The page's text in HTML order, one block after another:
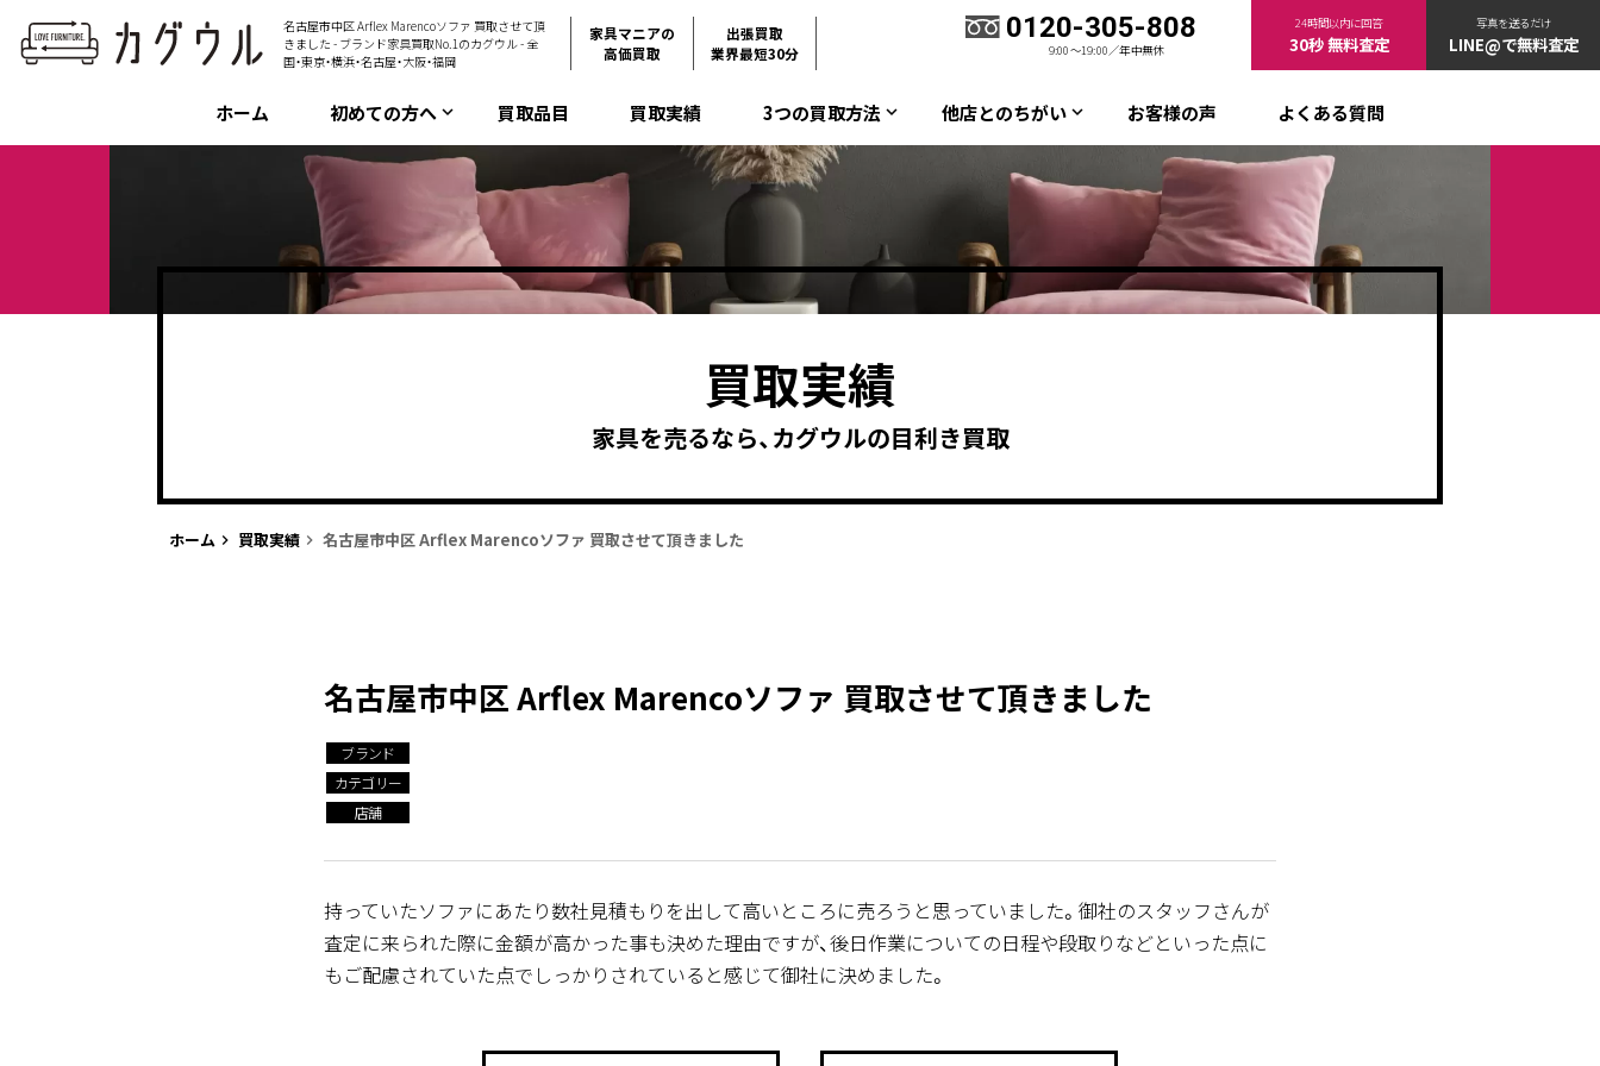
名古屋市中区 Arflex Marencoソファ 買取させて頂
きました - ブランド家具買取No.1のカグウル - 全
国・東京・横浜・名古屋・大阪・福岡
家具マニアの
高価買取
出張買取
業界最短30分
0120-305-808
9:00〜19:00／年中無休
24時間以内に回答
30秒 無料査定
写真を送るだけ
LINE@で無料査定
ホーム 初めての方へ keyboard_arrow_down 買取品目 買取実績 3つの買取方法 keyboard_arrow_down 他店とのちがいkeyboard_arrow_down お客様の声 よくある質問
買取実績
家具を売るなら、カグウルの目利き買取
ホーム keyboard_arrow_right 買取実績 keyboard_arrow_right 名古屋市中区 Arflex Marencoソファ 買取させて頂きました
名古屋市中区 Arflex Marencoソファ 買取させて頂きました
ブランド
カテゴリー
店舗
持っていたソファにあたり数社見積もりを出して高いところに売ろうと思っていました。御社のスタッフさんが
査定に来られた際に金額が高かった事も決めた理由ですが、後日作業についての日程や段取りなどといった点に
もご配慮されていた点でしっかりされていると感じて御社に決めました。